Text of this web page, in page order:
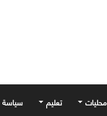
محليات تعليم سياسة